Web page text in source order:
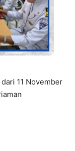
11 November